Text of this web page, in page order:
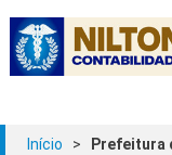
Início >
Prefeitura